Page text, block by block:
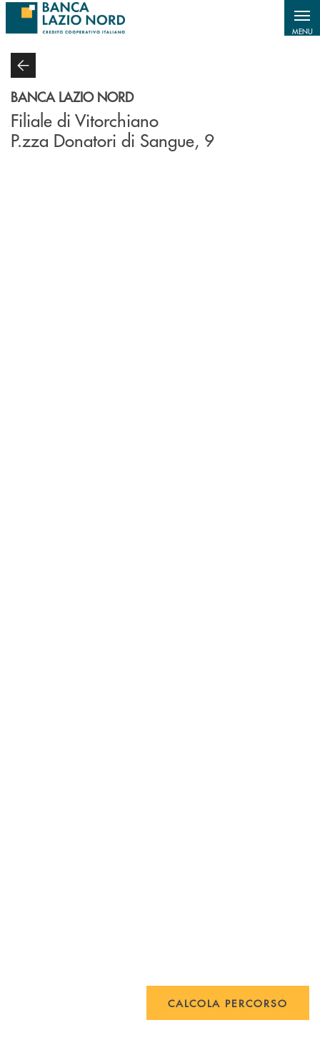
Salta al contenuto principale
MENU
BANCA LAZIO NORD
Filiale di Vitorchiano
P.zza Donatori di Sangue, 9
CALCOLA PERCORSO